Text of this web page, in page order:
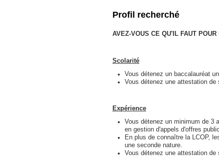
Profil recherché
AVEZ-VOUS CE QU'IL FAUT
Scolarité
Vous détenez un baccalauréat
Vous détenez une attestation
Expérience
Vous détenez un minimum de 3
en gestion d'appels d'offres
En plus de connaître la LCOP,
une seconde nature.
Vous détenez une attestation